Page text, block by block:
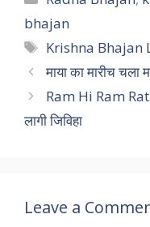
bhajan
Tags
Krishna Bhajan
माया का मारीच चला
Ram Hi Ram
लागी जिविहा
Leave a